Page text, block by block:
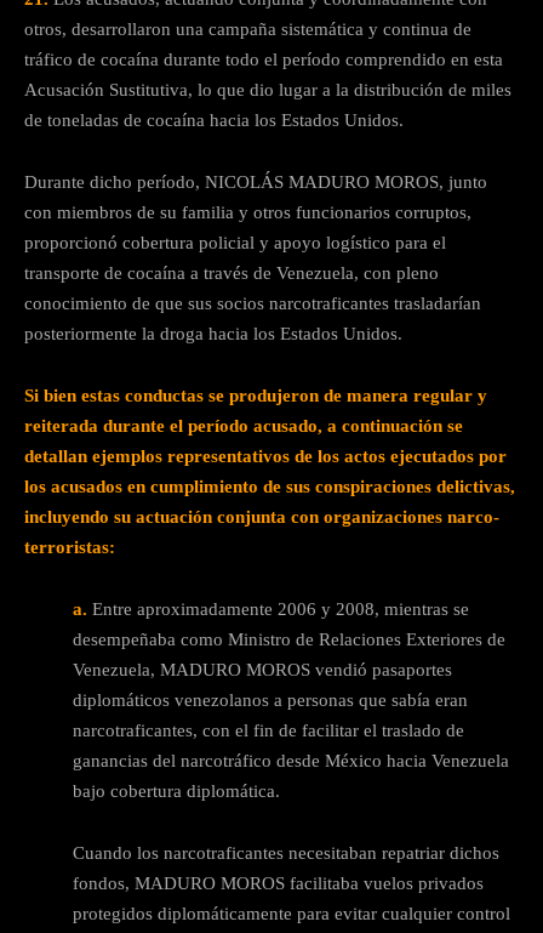
otros, desarrollaron una campaña sistemática y continua de
tráfico de cocaína durante todo el período comprendido en esta
Acusación Sustitutiva, lo que dio lugar a la distribución de miles
de toneladas de cocaína hacia los Estados Unidos.
Durante dicho período, NICOLÁS MADURO MOROS, junto
con miembros de su familia y otros funcionarios corruptos,
proporcionó cobertura policial y apoyo logístico para el
transporte de cocaína a través de Venezuela, con pleno
conocimiento de que sus socios narcotraficantes trasladarían
posteriormente la droga hacia los Estados Unidos.
Si bien estas conductas se produjeron de manera regular y
reiterada durante el período acusado, a continuación se
detallan ejemplos representativos de los actos ejecutados por
los acusados en cumplimiento de sus conspiraciones delictivas,
incluyendo su actuación conjunta con organizaciones narco-
terroristas:
a. Entre aproximadamente 2006 y 2008, mientras se
desempeñaba como Ministro de Relaciones Exteriores de
Venezuela, MADURO MOROS vendió pasaportes
diplomáticos venezolanos a personas que sabía eran
narcotraficantes, con el fin de facilitar el traslado de
ganancias del narcotráfico desde México hacia Venezuela
bajo cobertura diplomática.
Cuando los narcotraficantes necesitaban repatriar dichos
fondos, MADURO MOROS facilitaba vuelos privados
protegidos diplomáticamente para evitar cualquier control